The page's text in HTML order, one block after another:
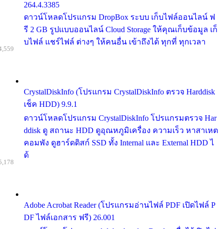
264.4.3385
ดาวน์โหลดโปรแกรม DropBox ระบบ เก็บไฟล์ออนไลน์ ฟ
รี 2 GB รูปแบบออนไลน์ Cloud Storage ให้คุณเก็บข้อมูล เก็
บไฟล์ แชร์ไฟล์ ต่างๆ ให้คนอื่น เข้าถึงได้ ทุกที่ ทุกเวลา
CrystalDiskInfo (โปรแกรม CrystalDiskInfo ตรวจ Harddisk
เช็ค HDD) 9.9.1
ดาวน์โหลดโปรแกรม CrystalDiskInfo โปรแกรมตรวจ Har
ddisk ดู สถานะ HDD ดูอุณหภูมิเครื่อง ความเร็ว หาสาเหต
คอมพัง ดูฮาร์ดดิสก์ SSD ทั้ง Internal และ External HDD ไ
ด้
Adobe Acrobat Reader (โปรแกรมอ่านไฟล์ PDF เปิดไฟล์ P
DF ไฟล์เอกสาร ฟรี) 26.001